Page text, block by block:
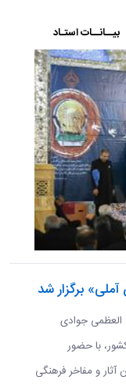
بیــانــات استـاد
برگزار شد
العظمی جوادی
با حضور
و مفاخر فرهنگی